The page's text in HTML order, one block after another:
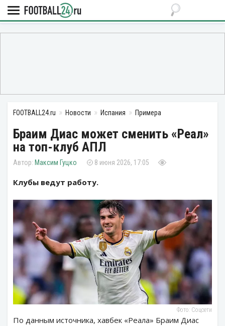
FOOTBALL24.ru Новости Испания Примера
Браим Диас может сменить «Реал»
на топ-клуб АПЛ
Максим Гуцко 8 июня 2026, 17:05
Клубы ведут работу.
Фото: Соцсети
По данным источника, хавбек «Реала» Браим Диас